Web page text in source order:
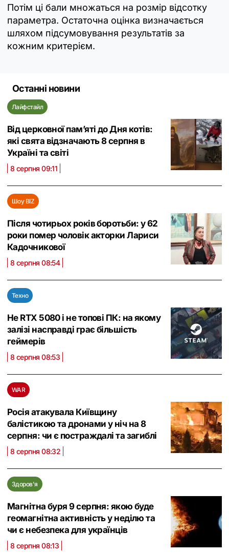
Потім ці бали множаться на розмір відсотку
параметра. Остаточна оцінка визначається
шляхом підсумовування результатів за
кожним критерієм.
Останні новини
Лайфстайл
Від церковної памʼяті до Дня котів:
які свята відзначають 8 серпня в
Україні та світі
8 серпня 09:11
Шоу BIZ
Після чотирьох років боротьби: у 62
роки помер чоловік акторки Лариси
Кадочникової
8 серпня 08:54
Техно
Не RTX 5080 і не топові ПК: на якому
залізі насправді грає більшість
геймерів
8 серпня 08:53
WAR
Росія атакувала Київщину
балістикою та дронами у ніч на 8
серпня: чи є постраждалі та загиблі
8 серпня 08:32
Здоров'я
Магнітна буря 9 серпня: якою буде
геомагнітна активність у неділю та
чи є небезпека для українців
8 серпня 08:13